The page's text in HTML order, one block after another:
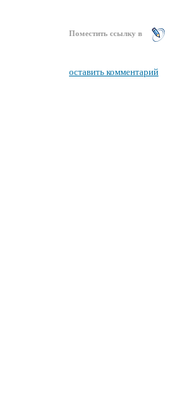
Поместить ссылку в
оставить комментарий